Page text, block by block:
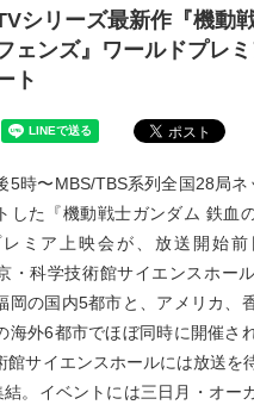
シリーズ最新作『機動
ェンズ』ワールドプレ
ト
5時〜MBS/TBS系列全国28局
した『機動戦士ガンダム 鉄血
ミア上映会が、放送開始
・科学技術館サイエンスホー
岡の国内5都市と、アメリカ、
海外6都市でほぼ同時に開催さ
館サイエンスホールには放送を
。イベントには三日月・オー